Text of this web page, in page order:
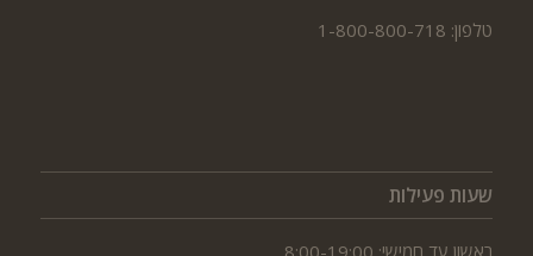
טלפון: 1-800-800-718
שעות פעילות